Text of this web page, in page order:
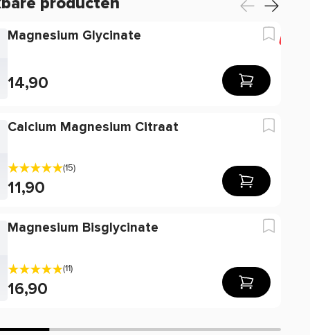
Magnesium Glycinate
14,90
Calcium Magnesium Citraat
(15)
11,90
Magnesium Bisglycinate
(11)
16,90